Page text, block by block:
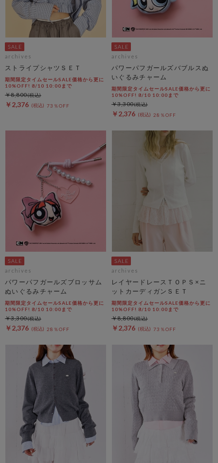
archives
ストライプシャツＳＥＴ
期間限定タイムセールSALE価格から更に
10%OFF! 8/10 10:00まで
￥2,376 73％OFF
￥8,800
archives
パワーパフガールズバブルスぬ
いぐるみチャーム
期間限定タイムセールSALE価格から更に
10%OFF! 8/10 10:00まで
￥2,376 28％OFF
￥3,300
archives
パワーパフガールズブロッサム
ぬいぐるみチャーム
期間限定タイムセールSALE価格から更に
10%OFF! 8/10 10:00まで
￥2,376 28％OFF
￥3,300
archives
レイヤードレースＴＯＰＳ×ニ
ットカーディガンＳＥＴ
期間限定タイムセールSALE価格から更に
10%OFF! 8/10 10:00まで
￥2,376 73％OFF
￥8,800